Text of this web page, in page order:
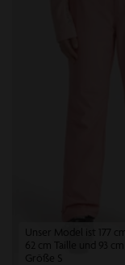
Unser Model ist 177
62 cm Taille und 93
Größe S